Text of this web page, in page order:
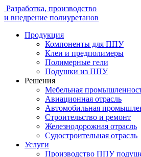
Разработка, производство
и внедрение полиуретанов
Продукция
Компоненты для ППУ
Клеи и предполимеры
Полимерные гели
Подушки из ППУ
Решения
Мебельная
Авиационная отрасль
Автомобильная
Строительство и ремонт
Железнодорожная отрасль
Судостроительная отрасль
Услуги
Производство ППУ